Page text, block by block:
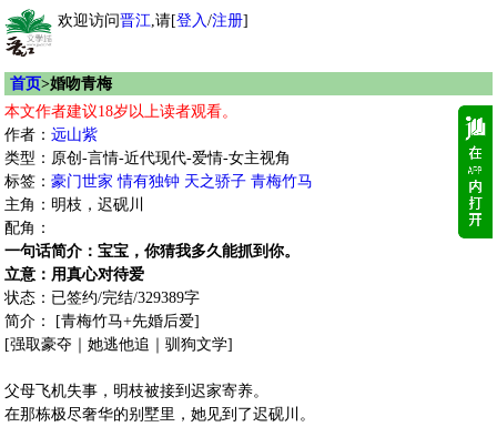
欢迎访问晋江,请[登入/注册]
首页>婚吻青梅
本文作者建议18岁以上读者观看。
作者： 远山紫
类型：原创-言情-近代现代-爱情-女主视角
标签： 豪门世家 情有独钟 天之骄子 青梅竹马
主角：明枝，迟砚川
配角：
一句话简介：宝宝，你猜我多久能抓到你。
立意：用真心对待爱
状态：已签约/完结/329389字
简介： [青梅竹马+先婚后爱]
[强取豪夺｜她逃他追｜驯狗文学]
父母飞机失事，明枝被接到迟家寄养。
在那栋极尽奢华的别墅里，她见到了迟砚川。